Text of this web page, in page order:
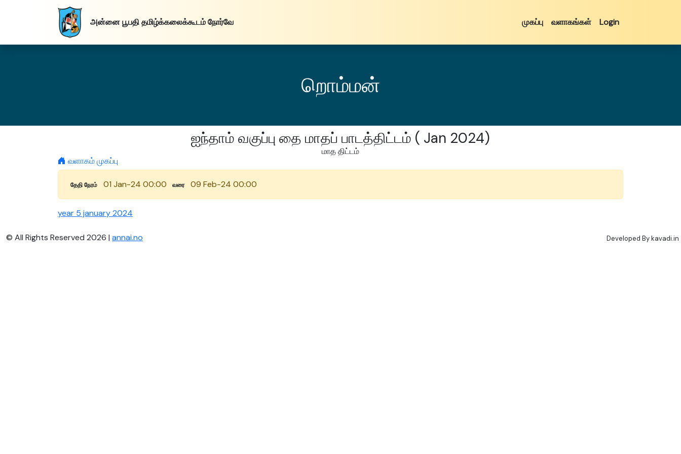
அன்னை பூபதிதமிழ்க்கலைக்கூடம்நோர்வே முகப்பு வளாகங்கள் Login
றொம்மன்
ஐந்தாம் வகுப்பு தை மாதப் பாடத்திட்டம் ( Jan 2024)
மாத திட்டம்
வளாகம் முகப்பு
தேதி நேரம் 01 Jan-24 00:00 வரை 09 Feb-24 00:00
year 5 january 2024
© All Rights Reserved 2026 | annai.no Developed Bykavadi.in